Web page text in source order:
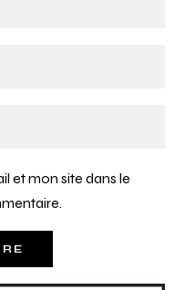
et mon site dans le